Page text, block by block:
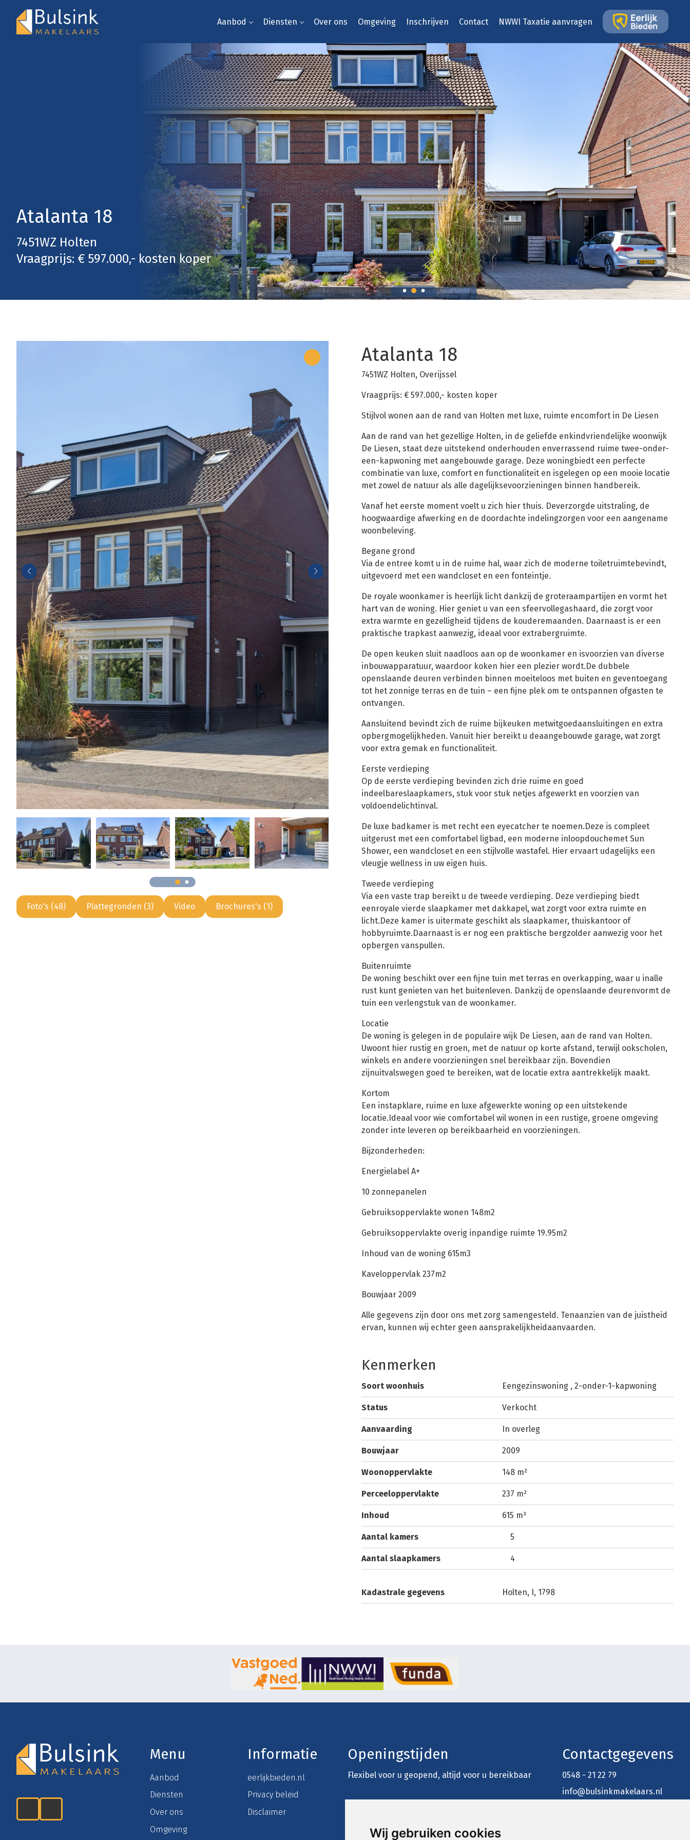
Wij gebruiken cookies
Aanbod Diensten Over ons Omgeving Inschrijven Contact NWWI Taxatie aanvragen
Atalanta 18
7451WZ Holten
Vraagprijs: € 597.000,- kosten koper
Foto's (48) Plattegronden (3) Video Brochures's (1)
Atalanta 18
7451WZ Holten, Overijssel
Vraagprijs: € 597.000,- kosten koper
Stijlvol wonen aan de rand van Holten met luxe, ruimte encomfort in De Liesen
Aan de rand van het gezellige Holten, in de geliefde enkindvriendelijke woonwijk
De Liesen, staat deze uitstekend onderhouden enverrassend ruime twee-onder-
een-kapwoning met aangebouwde garage. Deze woningbiedt een perfecte
combinatie van luxe, comfort en functionaliteit en isgelegen op een mooie locatie
met zowel de natuur als alle dagelijksevoorzieningen binnen handbereik.
Vanaf het eerste moment voelt u zich hier thuis. Deverzorgde uitstraling, de
hoogwaardige afwerking en de doordachte indelingzorgen voor een aangename
woonbeleving.
Begane grond
Via de entree komt u in de ruime hal, waar zich de moderne toiletruimtebevindt,
uitgevoerd met een wandcloset en een fonteintje.
De royale woonkamer is heerlijk licht dankzij de groteraampartijen en vormt het
hart van de woning. Hier geniet u van een sfeervollegashaard, die zorgt voor
extra warmte en gezelligheid tijdens de kouderemaanden. Daarnaast is er een
praktische trapkast aanwezig, ideaal voor extrabergruimte.
De open keuken sluit naadloos aan op de woonkamer en isvoorzien van diverse
inbouwapparatuur, waardoor koken hier een plezier wordt.De dubbele
openslaande deuren verbinden binnen moeiteloos met buiten en geventoegang
tot het zonnige terras en de tuin – een fijne plek om te ontspannen ofgasten te
ontvangen.
Aansluitend bevindt zich de ruime bijkeuken metwitgoedaansluitingen en extra
opbergmogelijkheden. Vanuit hier bereikt u deaangebouwde garage, wat zorgt
voor extra gemak en functionaliteit.
Eerste verdieping
Op de eerste verdieping bevinden zich drie ruime en goed
indeelbareslaapkamers, stuk voor stuk netjes afgewerkt en voorzien van
voldoendelichtinval.
De luxe badkamer is met recht een eyecatcher te noemen.Deze is compleet
uitgerust met een comfortabel ligbad, een moderne inloopdouchemet Sun
Shower, een wandcloset en een stijlvolle wastafel. Hier ervaart udagelijks een
vleugje wellness in uw eigen huis.
Tweede verdieping
Via een vaste trap bereikt u de tweede verdieping. Deze verdieping biedt
eenroyale vierde slaapkamer met dakkapel, wat zorgt voor extra ruimte en
licht.Deze kamer is uitermate geschikt als slaapkamer, thuiskantoor of
hobbyruimte.Daarnaast is er nog een praktische bergzolder aanwezig voor het
opbergen vanspullen.
Buitenruimte
De woning beschikt over een fijne tuin met terras en overkapping, waar u inalle
rust kunt genieten van het buitenleven. Dankzij de openslaande deurenvormt de
tuin een verlengstuk van de woonkamer.
Locatie
De woning is gelegen in de populaire wijk De Liesen, aan de rand van Holten.
Uwoont hier rustig en groen, met de natuur op korte afstand, terwijl ookscholen,
winkels en andere voorzieningen snel bereikbaar zijn. Bovendien
zijnuitvalswegen goed te bereiken, wat de locatie extra aantrekkelijk maakt.
Kortom
Een instapklare, ruime en luxe afgewerkte woning op een uitstekende
locatie.Ideaal voor wie comfortabel wil wonen in een rustige, groene omgeving
zonder inte leveren op bereikbaarheid en voorzieningen.
Bijzonderheden:
Energielabel A+
10 zonnepanelen
Gebruiksoppervlakte wonen 148m2
Gebruiksoppervlakte overig inpandige ruimte 19.95m2
Inhoud van de woning 615m3
Kaveloppervlak 237m2
Bouwjaar 2009
Alle gegevens zijn door ons met zorg samengesteld. Tenaanzien van de juistheid
ervan, kunnen wij echter geen aansprakelijkheidaanvaarden.
Kenmerken
Soort woonhuis Eengezinswoning , 2-onder-1-kapwoning
Status Verkocht
Aanvaarding In overleg
Bouwjaar 2009
Woonoppervlakte 148 m²
Perceeloppervlakte 237 m²
Inhoud 615 m³
Aantal kamers 5
Aantal slaapkamers 4
Kadastrale gegevens Holten, I, 1798
Menu
Aanbod
Diensten
Over ons
Omgeving
Informatie
eerlijkbieden.nl
Privacy beleid
Disclaimer
Openingstijden
Flexibel voor u geopend, altijd voor u bereikbaar
Contactgegevens
0548 - 21 22 79
info@bulsinkmakelaars.nl